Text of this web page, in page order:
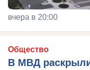
вчера в 20:00
Общество
В МВД